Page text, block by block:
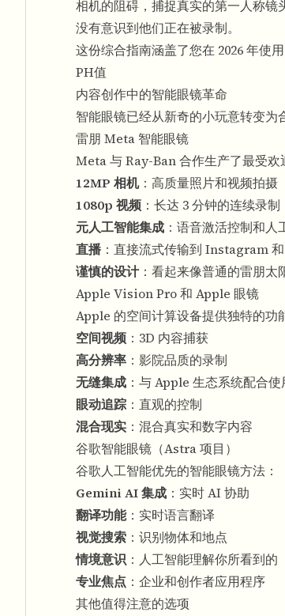
相机的阻碍，捕捉真实的第一人称
没有意识到他们正在被录制。
这份综合指南涵盖了您在 2026 年使
PH值
内容创作中的智能眼镜革命
智能眼镜已经从新奇的小玩意转变为
雷朋 Meta 智能眼镜
Meta 与 Ray-Ban 合作生产了最受欢
12MP 相机：高质量照片和视频拍摄
1080p 视频 ：长达 3 分钟的连续录制
元人工智能集成 ：语音激活控制和人
直播 ：直接流式传输到 Instagram
谨慎的设计：看起来像普通的雷朋太
Apple Vision Pro 和 Apple 眼镜
Apple 的空间计算设备提供独特的功
空间视频 ：3D 内容捕获
高分辨率 ：影院品质的录制
无缝集成 ：与 Apple 生态系统配合使
眼动追踪 ：直观的控制
混合现实 ：混合真实和数字内容
谷歌智能眼镜（Astra 项目）
谷歌人工智能优先的智能眼镜方法：
Gemini AI 集成 ：实时 AI 协助
翻译功能：实时语言翻译
视觉搜索 ：识别物体和地点
情境意识 ：人工智能理解你所看到的
专业焦点 ：企业和创作者应用程序
其他值得注意的选项